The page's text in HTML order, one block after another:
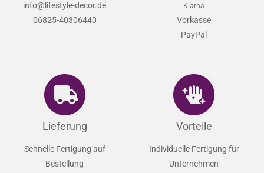
info@lifestyle-decor.de
06825-40306440
Klarna
Vorkasse
PayPal
Lieferung
Schnelle Fertigung auf
Bestellung
Vorteile
Individuelle Fertigung für
Unternehmen